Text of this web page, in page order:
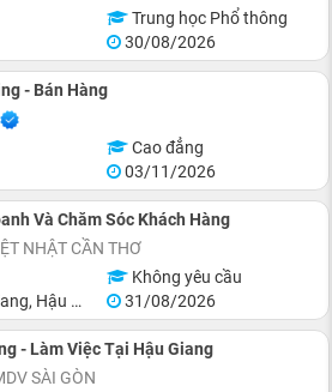
Trung học Phổ thông
30/08/2026
- Bán Hàng
Cao đẳng
03/11/2026
Và Chăm Sóc Khách Hàng
NHẬT CẦN THƠ
Không yêu cầu
Bạc Liêu, Cà Mau
31/08/2026
- Làm Việc Tại Hậu Giang
SÀI GÒN